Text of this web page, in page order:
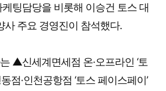
팅담당을 비롯해 이승건 토스 대
사 주요 경영진이 참석했다.
▲신세계면세점 온·오프라인 ‘토
점·인천공항점 ‘토스 페이스페이’